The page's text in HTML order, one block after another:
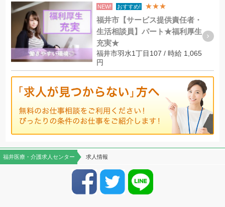
NEW! おすすめ! ★★★
福井市【サービス提供責任者・
生活相談員】パート★福利厚生
充実★
福井市羽水1丁目107 / 時給 1,065
円
福井医療・介護求人センター 求人情報